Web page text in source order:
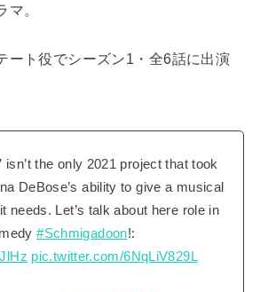
マ。
ート役でシーズン1・全6話に出演
isn’t the only 2021 project that took
DeBose’s ability to give a musical
needs. Let’s talk about here role in
#Schmigadoon!:
pic.twitter.com/6NqLiV829L